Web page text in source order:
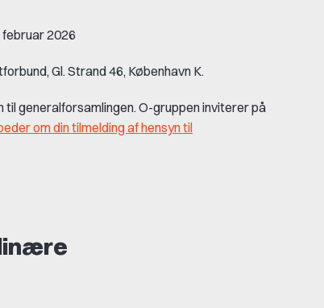
2026
Gl. Strand 46, København K.
generalforsamlingen. O-gruppen inviterer på
om din tilmelding af hensyn til